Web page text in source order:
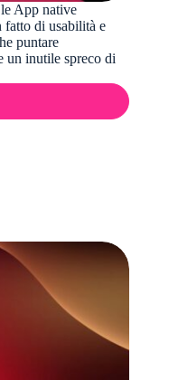
App native
fatto di usabilità e
puntare
un inutile spreco di